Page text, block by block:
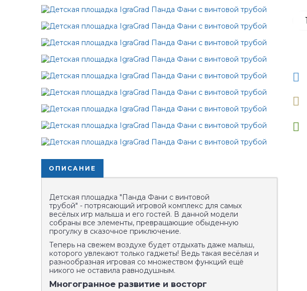
ОПИСАНИЕ
Детская площадка "Панда Фани с винтовой
трубой" - потрясающий игровой комплекс для самых
весёлых игр малыша и его гостей. В данной модели
собраны все элементы, превращающие обыденную
прогулку в сказочное приключение.
Теперь на свежем воздухе будет отдыхать даже малыш,
которого увлекают только гаджеты! Ведь такая весёлая и
разнообразная игровая со множеством функций ещё
никого не оставила равнодушным.
Многогранное развитие и восторг